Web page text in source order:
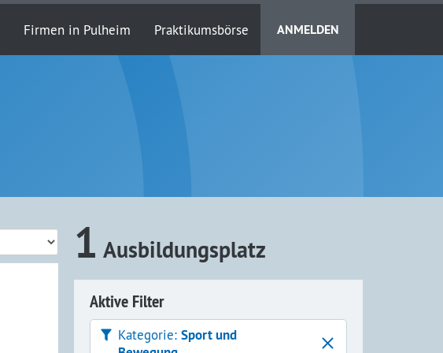
Firmen in Pulheim Praktikumsbörse ANMELDEN
1 Ausbildungsplatz
Aktive Filter
Kategorie:Sport und